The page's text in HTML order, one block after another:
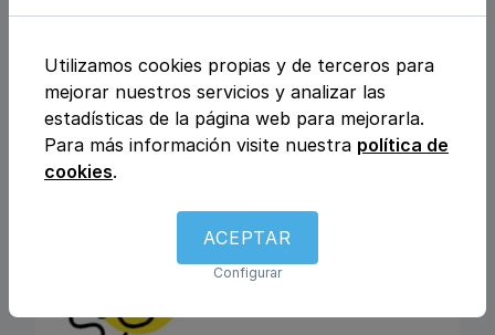
Unidad del dolor
Quiropráctica
Atiende a niños
Consulta por videollamada
Servicio a domicilio
Atiende en varios idiomas
Utilizamos cookies propias y de terceros para
mejorar nuestros servicios y analizar las
estadísticas de la página web para mejorarla.
Para más información visite nuestra política de
cookies.
ACEPTAR
Configurar